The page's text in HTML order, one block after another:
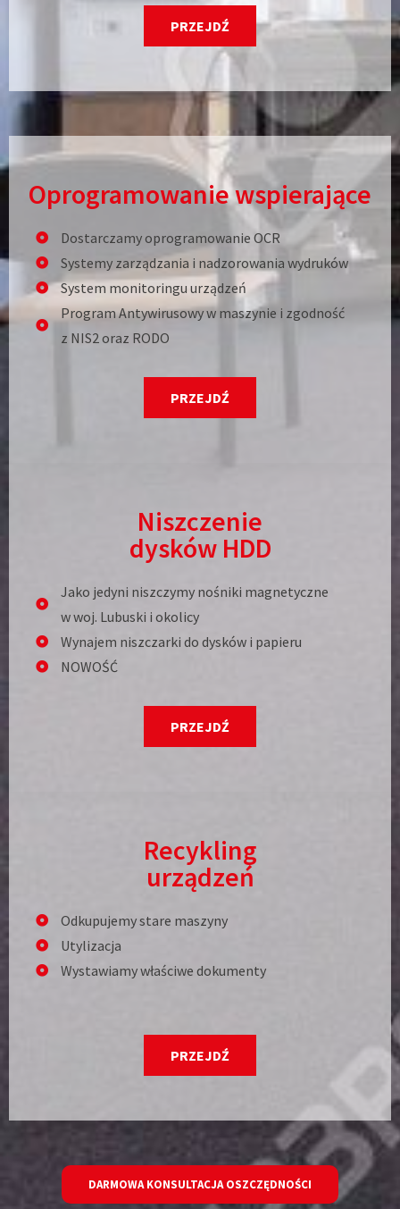
PRZEJDŹ
Oprogramowanie wspierające
Dostarczamy oprogramowanie OCR
Systemy zarządzania i nadzorowania wydruków
System monitoringu urządzeń
Program Antywirusowy w maszynie i zgodność
z NIS2 oraz RODO
PRZEJDŹ
Niszczenie
dysków HDD
Jako jedyni niszczymy nośniki magnetyczne
w woj. Lubuski i okolicy
Wynajem niszczarki do dysków i papieru
NOWOŚĆ
PRZEJDŹ
Recykling
urządzeń
Odkupujemy stare maszyny
Utylizacja
Wystawiamy właściwe dokumenty
PRZEJDŹ
DARMOWA KONSULTACJA OSZCZĘDNOŚCI